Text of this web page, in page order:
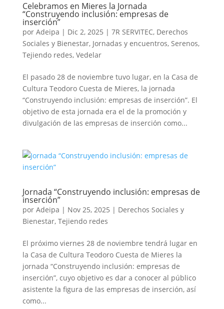
Celebramos en Mieres la Jornada
“Construyendo inclusión: empresas de
inserción”
por Adeipa | Dic 2, 2025 | 7R SERVITEC, Derechos
Sociales y Bienestar, Jornadas y encuentros, Serenos,
Tejiendo redes, Vedelar
El pasado 28 de noviembre tuvo lugar, en la Casa de
Cultura Teodoro Cuesta de Mieres, la jornada
“Construyendo inclusión: empresas de inserción”. El
objetivo de esta jornada era el de la promoción y
divulgación de las empresas de inserción como...
Jornada “Construyendo inclusión: empresas de
inserción”
por Adeipa | Nov 25, 2025 | Derechos Sociales y
Bienestar, Tejiendo redes
El próximo viernes 28 de noviembre tendrá lugar en
la Casa de Cultura Teodoro Cuesta de Mieres la
jornada “Construyendo inclusión: empresas de
inserción”, cuyo objetivo es dar a conocer al público
asistente la figura de las empresas de inserción, así
como...